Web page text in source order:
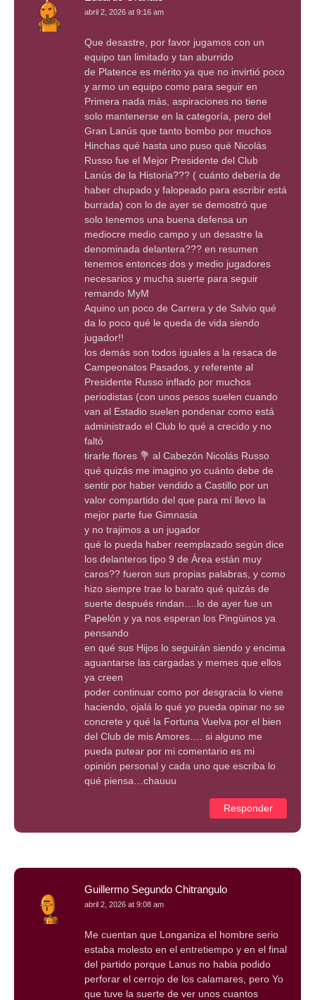
abril 2, 2026 at 9:16 am
Que desastre, por favor jugamos con un
equipo tan limitado y tan aburrido
de Platence es mérito ya que no invirtió poco
y armo un equipo como para seguir en
Primera nada más, aspiraciones no tiene
solo mantenerse en la categoría, pero del
Gran Lanús que tanto bombo por muchos
Hinchas qué hasta uno puso qué Nicolás
Russo fue el Mejor Presidente del Club
Lanús de la Historia??? ( cuánto debería de
haber chupado y falopeado para escribir está
burrada) con lo de ayer se demostró que
solo tenemos una buena defensa un
mediocre medio campo y un desastre la
denominada delantera??? en resumen
tenemos entonces dos y medio jugadores
necesarios y mucha suerte para seguir
remando MyM
Aquino un poco de Carrera y de Salvio qué
da lo poco qué le queda de vida siendo
jugador!!
los demás son todos iguales a la resaca de
Campeonatos Pasados, y referente al
Presidente Russo inflado por muchos
periodistas (con unos pesos suelen cuando
van al Estadio suelen pondenar como está
administrado el Club lo qué a crecido y no
faltó
tirarle flores 💐 al Cabezón Nicolás Russo
qué quizás me imagino yo cuánto debe de
sentir por haber vendido a Castillo por un
valor compartido del que para mí llevo la
mejor parte fue Gimnasia
y no trajimos a un jugador
qué lo pueda haber reemplazado según dice
los delanteros tipo 9 de Área están muy
caros?? fueron sus propias palabras, y como
hizo siempre trae lo barato qué quizás de
suerte después rindan….lo de ayer fue un
Papelón y ya nos esperan los Pingüinos ya
pensando
en qué sus Hijos lo seguirán siendo y encima
aguantarse las cargadas y memes que ellos
ya creen
poder continuar como por desgracia lo viene
haciendo, ojalá lo qué yo pueda opinar no se
concrete y qué la Fortuna Vuelva por el bien
del Club de mis Amores…. si alguno me
pueda putear por mi comentario es mi
opinión personal y cada uno que escriba lo
qué piensa…chauuu
Responder
Guillermo Segundo Chitrangulo
abril 2, 2026 at 9:08 am
Me cuentan que Longaniza el hombre serio
estaba molesto en el entretiempo y en el final
del partido porque Lanus no habia podido
perforar el cerrojo de los calamares, pero Yo
que tuve la suerte de ver unos cuantos